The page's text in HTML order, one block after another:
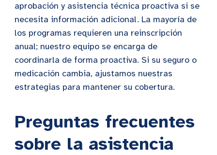
aprobación y asistencia técnica proactiva si se
necesita información adicional. La mayoría de
los programas requieren una reinscripción
anual; nuestro equipo se encarga de
coordinarla de forma proactiva. Si su seguro o
medicación cambia, ajustamos nuestras
estrategias para mantener su cobertura.
Preguntas frecuentes
sobre la asistencia